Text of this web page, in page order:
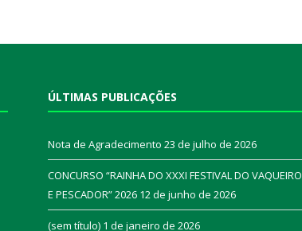
ÚLTIMAS PUBLICAÇÕES
Nota de Agradecimento 23 de julho de 2026
CONCURSO “RAINHA DO XXXI FESTIVAL DO VAQUEIRO
E PESCADOR” 2026 12 de junho de 2026
(sem título) 1 de janeiro de 2026